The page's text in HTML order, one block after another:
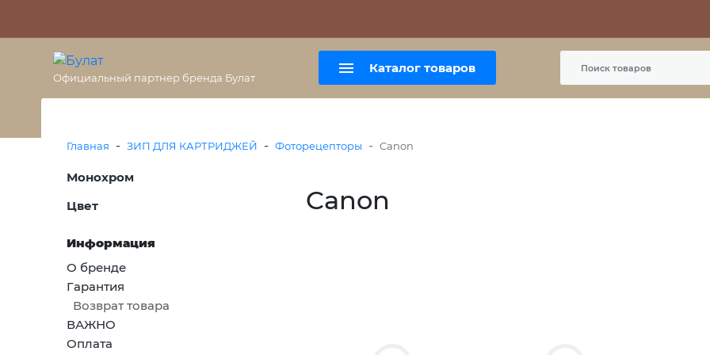
+7 (495) 477-56-25
Официальный партнер бренда Булат
Каталог товаров
Главная - ЗИП ДЛЯ КАРТРИДЖЕЙ - Фоторецепторы - Canon
Монохром
Цвет
Информация
О бренде
Гарантия
Возврат товара
ВАЖНО
Оплата
Canon